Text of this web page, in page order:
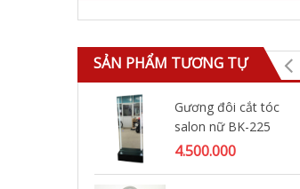
SẢN PHẨM TƯƠNG TỰ
Gương đôi cắt tóc
salon nữ BK-225
4.500.000